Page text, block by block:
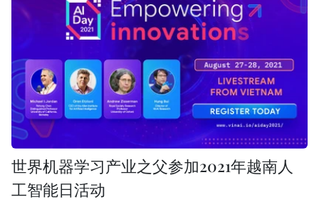
世界机器学习产业之父参加2021年越南人
工智能日活动